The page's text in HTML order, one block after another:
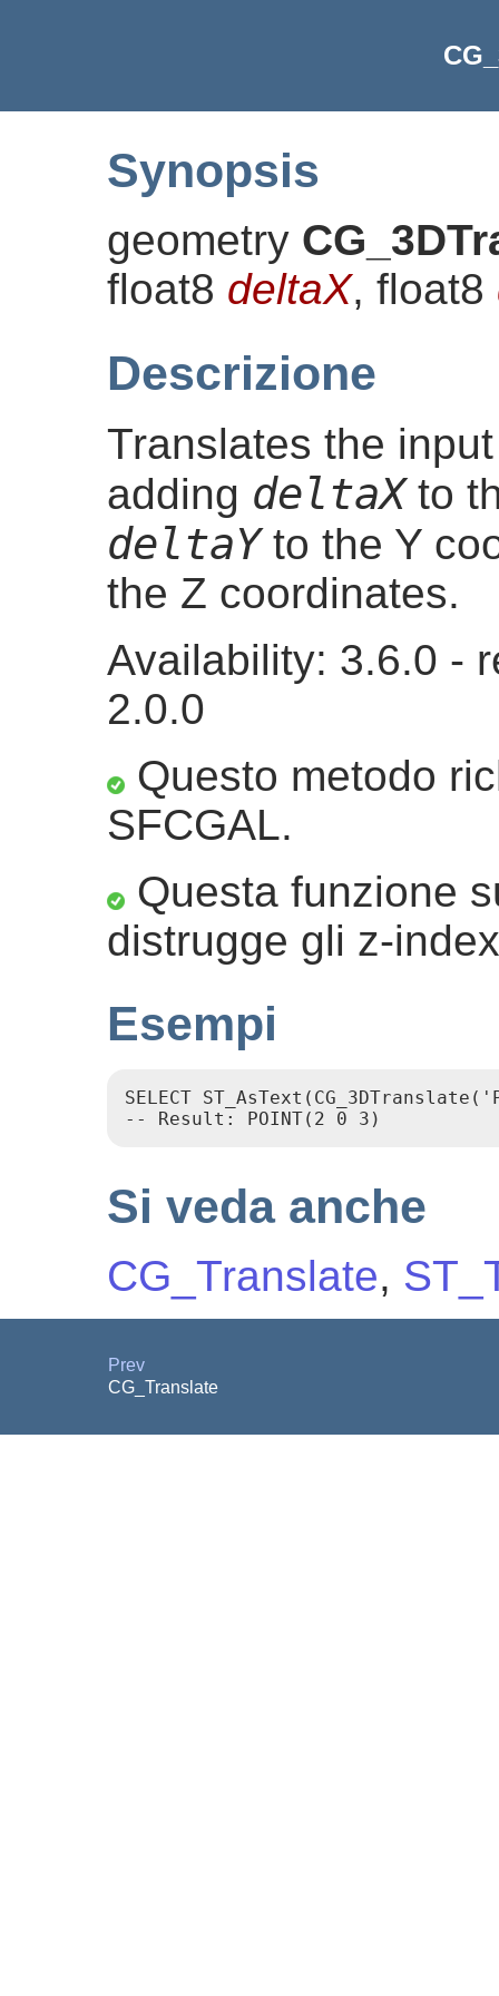
Synopsis
geometry
float8 deltaX, float8
Descrizione
Translates the
adding deltaXto
deltaYto the Y
the Z coordinates.
Availability: 3.6.0 -
2.0.0
Questo metodo
SFCGAL.
Questa funzione
distrugge gli z-
Esempi
SELECT
-- Result: POINT(2 0 3)
Si veda anche
CG_Translate,
Prev
CG_Translate